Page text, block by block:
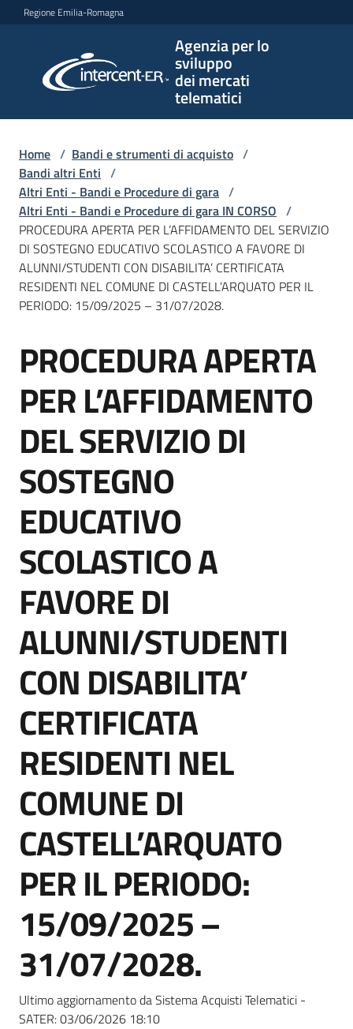
Vai al contenuto
Vai alla navigazione
Vai al footer
Regione Emilia-Romagna
Agenzia per lo
sviluppo
dei mercati
telematici
per lo
sviluppo
telematici
L'Agenzia
Bandi
e
di
acquisto
Supporto
Piattaforme
telematiche
English
site
Seguici
su
Home / Bandi e strumenti di acquisto /
Bandi altri Enti /
Altri Enti - Bandi e Procedure di gara /
Altri Enti - Bandi e Procedure di gara IN CORSO /
PROCEDURA APERTA PER L’AFFIDAMENTO DEL SERVIZIO
DI SOSTEGNO EDUCATIVO SCOLASTICO A FAVORE DI
ALUNNI/STUDENTI CON DISABILITA’ CERTIFICATA
RESIDENTI NEL COMUNE DI CASTELL’ARQUATO PER IL
PERIODO: 15/09/2025 – 31/07/2028.
Salta al contenuto
PROCEDURA APERTA
PER L’AFFIDAMENTO
DEL SERVIZIO DI
SOSTEGNO
EDUCATIVO
SCOLASTICO A
FAVORE DI
ALUNNI/STUDENTI
CON DISABILITA’
CERTIFICATA
RESIDENTI NEL
COMUNE DI
CASTELL’ARQUATO
PER IL PERIODO:
15/09/2025 –
31/07/2028.
Ultimo aggiornamento da Sistema Acquisti Telematici -
SATER:03/06/2026 18:10